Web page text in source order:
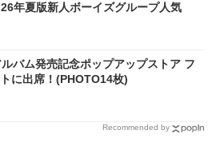
年夏版新人ボーイズグループ人気
バム発売記念ポップアップストア フ
に出席！(PHOTO14枚)
Recommended by